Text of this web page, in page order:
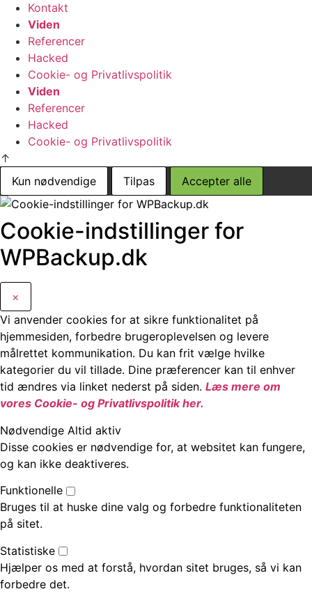
Kontakt
Viden
Referencer
Hacked
Cookie- og Privatlivspolitik
Viden
Referencer
Hacked
Cookie- og Privatlivspolitik
↑
Kun nødvendige
Tilpas Accepter alle
Cookie-indstillinger for
WPBackup.dk
×
Vi anvender cookies for at sikre funktionalitet på
hjemmesiden, forbedre brugeroplevelsen og levere
målrettet kommunikation. Du kan frit vælge hvilke
kategorier du vil tillade. Dine præferencer kan til enhver
tid ændres via linket nederst på siden. Læs mere om
vores Cookie- og Privatlivspolitik her.
Nødvendige Altid aktiv
Disse cookies er nødvendige for, at websitet kan fungere,
og kan ikke deaktiveres.
Funktionelle
Bruges til at huske dine valg og forbedre funktionaliteten
på sitet.
Statistiske
Hjælper os med at forstå, hvordan sitet bruges, så vi kan
forbedre det.